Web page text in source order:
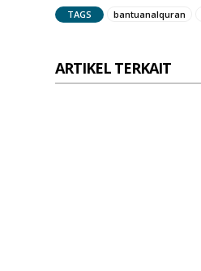
TAGS bantuanalquran
ARTIKEL TERKAIT